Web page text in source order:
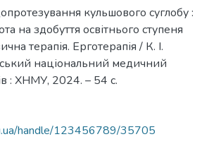
кульшового суглобу :
на здобуття освітнього ступеня
терапія. Ерготерапія / К. І.
національний медичний
: ХНМУ, 2024. – 54 с.
handle/123456789/35705